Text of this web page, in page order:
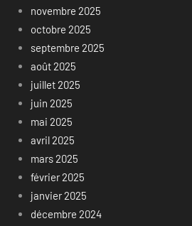
novembre 2025
octobre 2025
septembre 2025
août 2025
juillet 2025
juin 2025
mai 2025
avril 2025
mars 2025
février 2025
janvier 2025
décembre 2024